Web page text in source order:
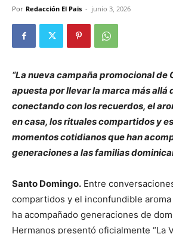
Por Redacción El Pais - junio 3, 2026
“La nueva campaña promocional de
apuesta por llevar la marca más allá
conectando con los recuerdos, el
en casa, los rituales compartidos y
momentos cotidianos que han
generaciones a las familias
Santo Domingo. Entre
compartidos y el inconfundible
ha acompañado generaciones de
Hermanos presentó oficialmente “La